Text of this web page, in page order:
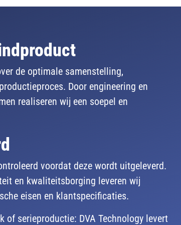
de optimale samenstelling,
Door engineering en
realiseren wij een soepel en
voordat deze wordt uitgeleverd.
en kwaliteitsborging leveren wij
eisen en klantspecificaties.
of serieproductie: DVA Technology levert